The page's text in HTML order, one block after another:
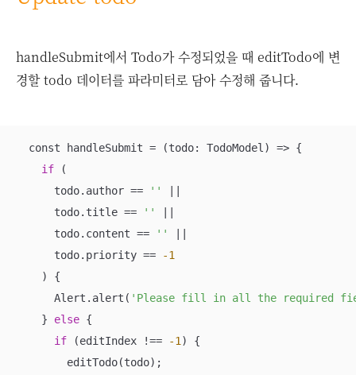
handleSubmit에서 Todo가 수정되었을 때 editTodo에 변
경할 todo 데이터를 파라미터로 담아 수정해 줍니다.
  const handleSubmit =
(todo: TodoModel) => {
if (
      todo.author ==
''
      todo.title ==
''
      todo.content ==
''
      todo.priority ==
-1
    ) {
      Alert.alert(
'Please fill in all the required
    }
else {
if (editIndex !== -1 ) {
        editTodo(todo);